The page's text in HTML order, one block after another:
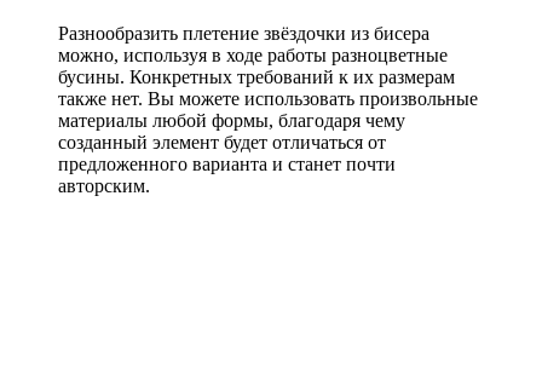
Разнообразить плетение звёздочки из бисера
можно, используя в ходе работы разноцветные
бусины. Конкретных требований к их размерам
также нет. Вы можете использовать произвольные
материалы любой формы, благодаря чему
созданный элемент будет отличаться от
предложенного варианта и станет почти
авторским.